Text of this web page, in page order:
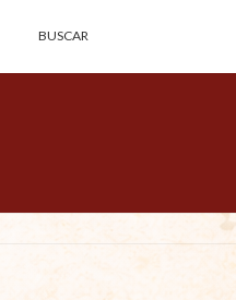
BUSCAR